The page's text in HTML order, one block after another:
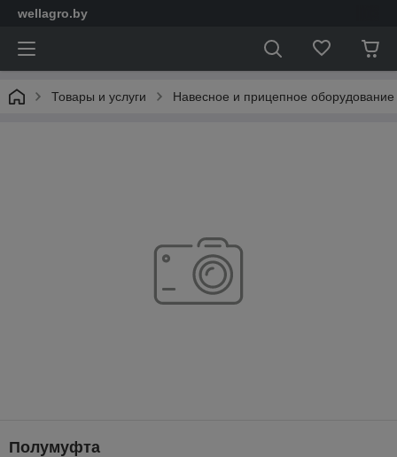
wellagro.by
Товары и услуги Навесное и прицепное оборудование
Полумуфта